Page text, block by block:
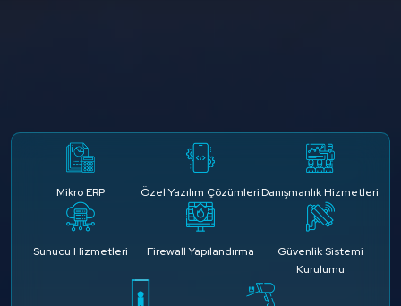
Mikro ERP Özel Yazılım Çözümleri Danışmanlık Hizmetleri
Sunucu Hizmetleri Firewall Yapılandırma
Güvenlik Sistemi
Kurulumu